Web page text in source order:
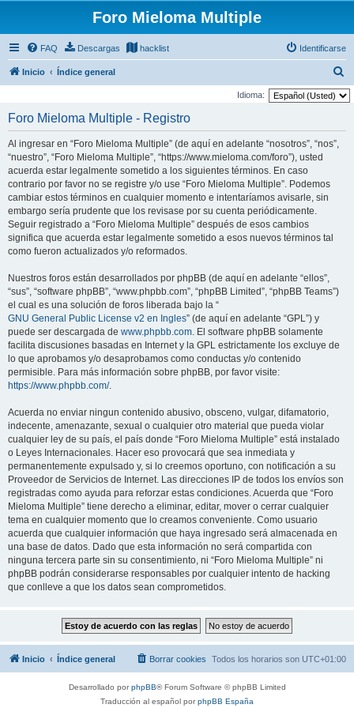
Foro Mieloma Multiple
FAQ Descargas hacklist Identificarse
Inicio Índice general
u
Idioma:
Foro Mieloma Multiple - Registro
Al ingresar en “Foro Mieloma Multiple” (de aquí en adelante “nosotros”, “nos”,
“nuestro”, “Foro Mieloma Multiple”, “https://www.mieloma.com/foro”), usted
acuerda estar legalmente sometido a los siguientes términos. En caso
contrario por favor no se registre y/o use “Foro Mieloma Multiple”. Podemos
cambiar estos términos en cualquier momento e intentaríamos avisarle, sin
embargo sería prudente que los revisase por su cuenta periódicamente.
Seguir registrado a “Foro Mieloma Multiple” después de esos cambios
significa que acuerda estar legalmente sometido a esos nuevos términos tal
como fueron actualizados y/o reformados.
Nuestros foros están desarrollados por phpBB (de aquí en adelante “ellos”,
“sus”, “software phpBB”, “www.phpbb.com”, “phpBB Limited”, “phpBB Teams”)
el cual es una solución de foros liberada bajo la “
GNU General Public License v2 en Ingles” (de aquí en adelante “GPL”) y
puede ser descargada de www.phpbb.com. El software phpBB solamente
facilita discusiones basadas en Internet y la GPL estrictamente los excluye de
lo que aprobamos y/o desaprobamos como conductas y/o contenido
permisible. Para más información sobre phpBB, por favor visite:
https://www.phpbb.com/.
Acuerda no enviar ningun contenido abusivo, obsceno, vulgar, difamatorio,
indecente, amenazante, sexual o cualquier otro material que pueda violar
cualquier ley de su país, el país donde “Foro Mieloma Multiple” está instalado
o Leyes Internacionales. Hacer eso provocará que sea inmediata y
permanentemente expulsado y, si lo creemos oportuno, con notificación a su
Proveedor de Servicios de Internet. Las direcciones IP de todos los envíos son
registradas como ayuda para reforzar estas condiciones. Acuerda que “Foro
Mieloma Multiple” tiene derecho a eliminar, editar, mover o cerrar cualquier
tema en cualquier momento que lo creamos conveniente. Como usuario
acuerda que cualquier información que haya ingresado será almacenada en
una base de datos. Dado que esta información no será compartida con
ninguna tercera parte sin su consentimiento, ni “Foro Mieloma Multiple” ni
phpBB podrán considerarse responsables por cualquier intento de hacking
que conlleve a que los datos sean comprometidos.
Inicio Índice general Todos los horarios son UTC+01:00
Borrar cookies
Desarrollado porphpBB® Forum Software © phpBB Limited
Traducción al español porphpBB España